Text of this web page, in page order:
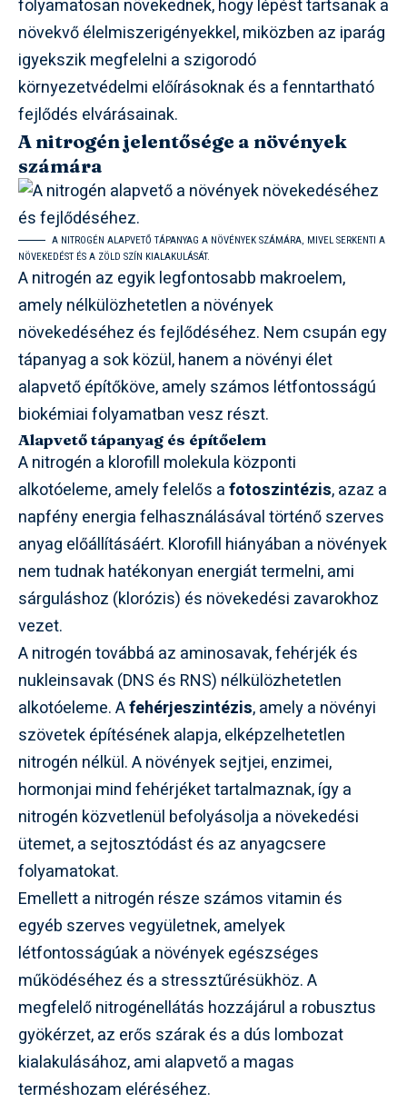
folyamatosan növekednek, hogy lépést tartsanak a
növekvő élelmiszerigényekkel, miközben az iparág
igyekszik megfelelni a szigorodó
környezetvédelmi előírásoknak és a fenntartható
fejlődés elvárásainak.
A nitrogén jelentősége a növények
számára
A NITROGÉN ALAPVETŐ TÁPANYAG A NÖVÉNYEK SZÁMÁRA, MIVEL SERKENTI A
NÖVEKEDÉST ÉS A ZÖLD SZÍN KIALAKULÁSÁT.
A nitrogén az egyik legfontosabb makroelem,
amely nélkülözhetetlen a növények
növekedéséhez és fejlődéséhez. Nem csupán egy
tápanyag a sok közül, hanem a növényi élet
alapvető építőköve, amely számos létfontosságú
biokémiai folyamatban vesz részt.
Alapvető tápanyag és építőelem
A nitrogén a klorofill molekula központi
alkotóeleme, amely felelős afotoszintézis, azaz a
napfény energia felhasználásával történő szerves
anyag előállításáért. Klorofill hiányában a növények
nem tudnak hatékonyan energiát termelni, ami
sárguláshoz (klorózis) és növekedési zavarokhoz
vezet.
A nitrogén továbbá az aminosavak, fehérjék és
nukleinsavak (DNS és RNS) nélkülözhetetlen
alkotóeleme. Afehérjeszintézis, amely a növényi
szövetek építésének alapja, elképzelhetetlen
nitrogén nélkül. A növények sejtjei, enzimei,
hormonjai mind fehérjéket tartalmaznak, így a
nitrogén közvetlenül befolyásolja a növekedési
ütemet, a sejtosztódást és az anyagcsere
folyamatokat.
Emellett a nitrogén része számos vitamin és
egyéb szerves vegyületnek, amelyek
létfontosságúak a növények egészséges
működéséhez és a stressztűrésükhöz. A
megfelelő nitrogénellátás hozzájárul a robusztus
gyökérzet, az erős szárak és a dús lombozat
kialakulásához, ami alapvető a magas
terméshozam eléréséhez.